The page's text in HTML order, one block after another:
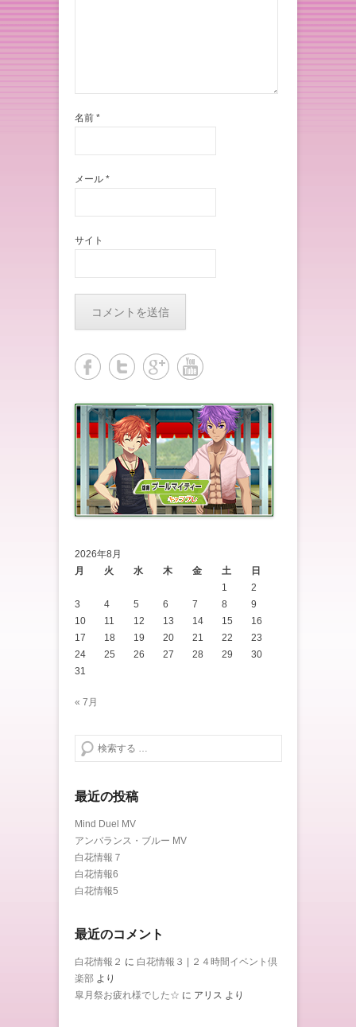
名前 *
メール *
サイト
2026年8月
月
火 水 木 金 土
日
1
2
3
4 5 6 7 8
9
10
11 12 13 14 15
16
17
18 19 20 21 22
23
24
25 26 27 28 29
30
31
« 7月
検索する
最近の投稿
Mind Duel MV
アンバランス・ブルー MV
白花情報７
白花情報6
白花情報5
最近のコメント
白花情報２ に 白花情報３ | ２４時間イベント倶
楽部 より
皐月祭お疲れ様でした☆ に アリス より